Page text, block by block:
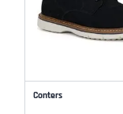
Conters